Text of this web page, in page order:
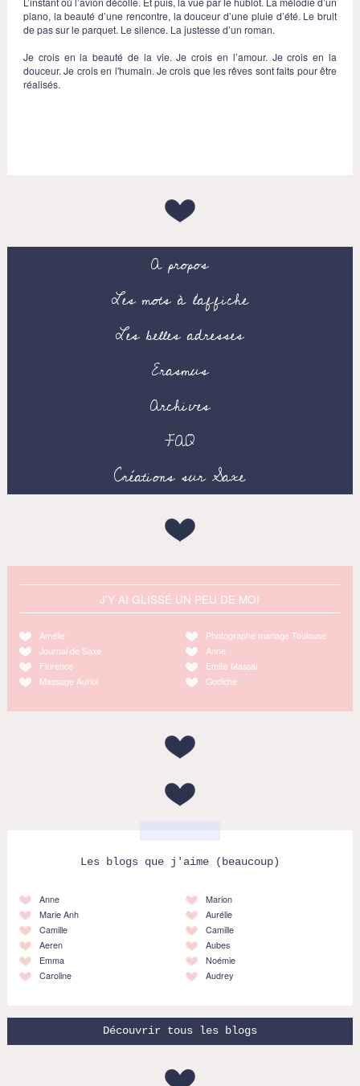
piano, la beauté d’une rencontre, la douceur d’une pluie d’été. Le bruit
de pas sur le parquet. Le silence. La justesse d’un roman.
Je crois en la beauté de la vie. Je crois en l’amour. Je crois en la
douceur. Je crois en l'humain. Je crois que les rêves sont faits pour être
réalisés.
A propos
Les mots à l’affiche
Les belles adresses
Erasmus
Archives
FAQ
Créations sur Saxe
J'Y AI GLISSÉ UN PEU DE MOI
Amélie
Journal de Saxe
Florence
Massage Auriol
Photographe mariage Toulouse
Anne
Emilie Massal
Godiche
Les blogs que j'aime (beaucoup)
Anne
Marie Anh
Camille
Aeren
Emma
Caroline
Marion
Aurélie
Camille
Aubes
Noémie
Audrey
Découvrir tous les blogs